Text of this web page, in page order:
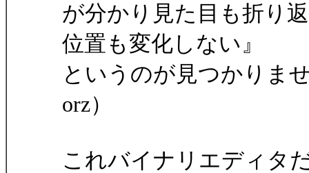
が分かり見た目も折り
位置も変化しない』
というのが見つかりま
orz）
これバイナリエディタ